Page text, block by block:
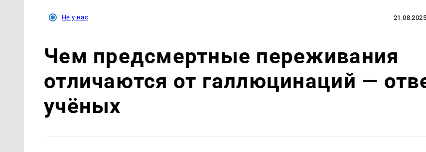
Не у нас
Чем предсмертные переживания
отличаются от галлюцинаций —
учёных